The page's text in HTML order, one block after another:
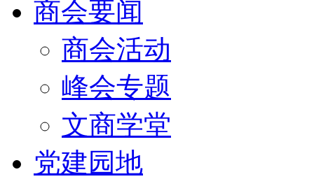
商会要闻
商会活动
峰会专题
文商学堂
党建园地